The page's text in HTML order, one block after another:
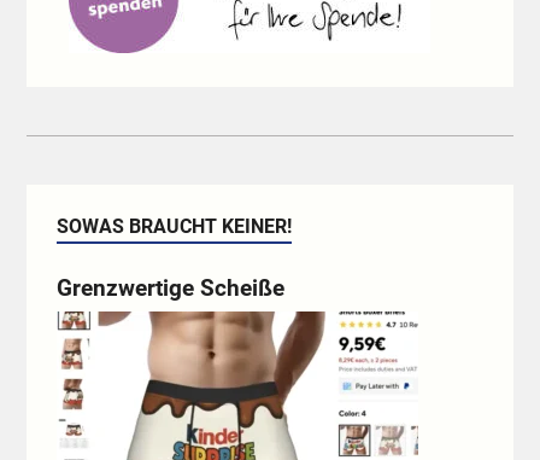
SOWAS BRAUCHT KEINER!
Grenzwertige Scheiße